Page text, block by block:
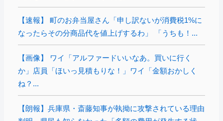
【速報】 町のお弁当屋さん「申し訳ないが消費税1%に
なったらその分商品代を値上げするわ」 「うちも！...
【画像】 ワイ「アルファードいいなあ。買いに行く
か」店員「ほいっ見積もりな！」ワイ「金額おかしく
ね？...
【朗報】兵庫県・斎藤知事が執拗に攻撃されている理由